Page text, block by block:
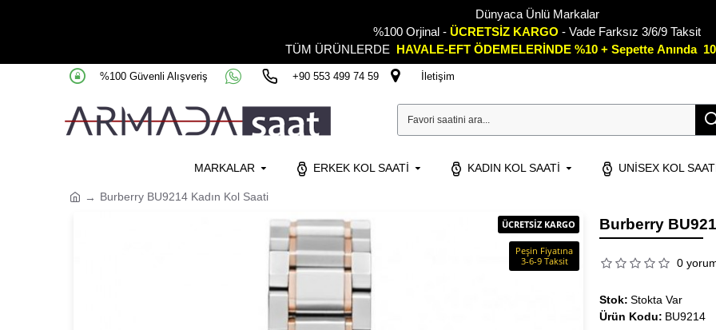
Dünyaca Ünlü Markalar
%100 Orjinal - ÜCRETSİZ KARGO - Vade Farksız 3/6/9 Taksit
TÜM ÜRÜNLERDE HAVALE-EFT ÖDEMELERİNDE %10 + Sepette Anında
%100 Güvenli Alışveriş +90 553 499 74 59 İletişim
MARKALAR ERKEK KOL SAATI KADIN KOL SAATI UNISEX KOL
Burberry BU9214 Kadın Kol Saati
ÜCRETSİZ KARGO
Peşin Fiyatına
3-6-9 Taksit
Burberry
0
Stok: Stokta Var
Ürün Kodu: BU9214